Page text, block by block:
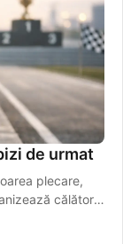
de urmat
plecare,
călătoria